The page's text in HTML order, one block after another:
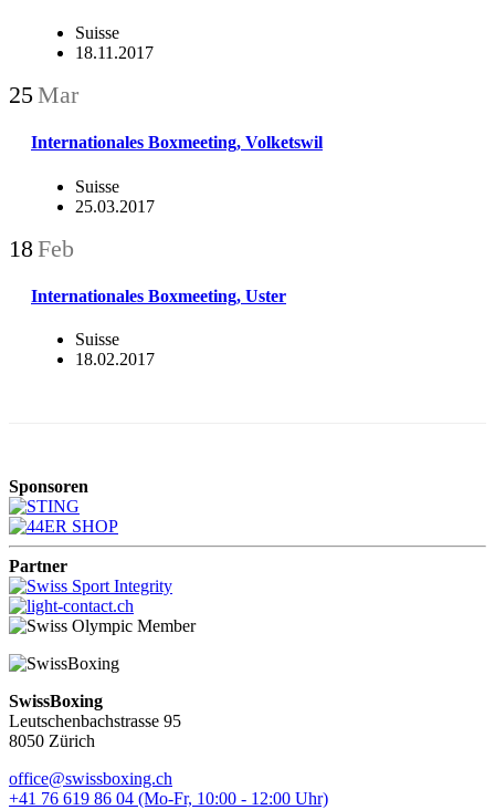
Suisse
18.11.2017
25Mar
Internationales Boxmeeting, Volketswil
Suisse
25.03.2017
18Feb
Internationales Boxmeeting, Uster
Suisse
18.02.2017
Sponsoren
Partner
SwissBoxing
Leutschenbachstrasse 95
8050 Zürich
office@swissboxing.ch
+41 76 619 86 04 (Mo-Fr, 10:00 - 12:00 Uhr)